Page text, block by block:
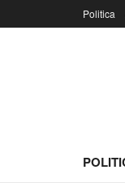
Politica